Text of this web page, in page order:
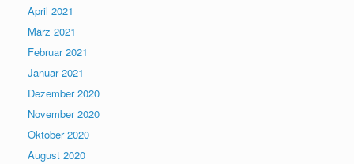
April 2021
März 2021
Februar 2021
Januar 2021
Dezember 2020
November 2020
Oktober 2020
August 2020